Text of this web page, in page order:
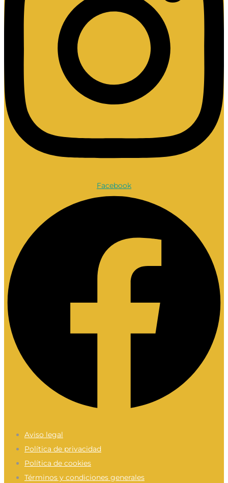
Facebook
Aviso legal
Política de privacidad
Política de cookies
Términos y condiciones generales